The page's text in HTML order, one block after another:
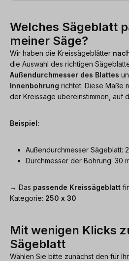
Welches Sägeblatt
meiner Säge?
Wir haben die Kreissägeblätter
die Auswahl des richtigen
Außendurchmesser des Blattes
Innenbohrung richtet. Diese Maße
der Kreissäge übereinstimmen, auf
Beispiel:
Außendurchmesser Sägeblatt:
Durchmesser der Bohrung: 30
→ Das passende Kreissägeblatt
Kategorie: 250 x 30
Mit wenigen Klicks
Sägeblatt
Wählen Sie bitte zunächst den für